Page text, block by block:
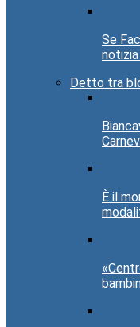
Se
Detto tra
È il